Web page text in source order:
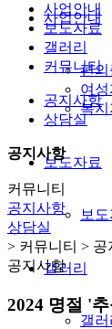
사업안내
편의
여
복지
보도자료
보
갤러리
갤러
사업안내
보도자료
갤러리
커뮤니티
공지사항
상담실
공지사항
커뮤니티
공지사항
상담실
> 커뮤니티 > 공
공지사항
2024 명절 '